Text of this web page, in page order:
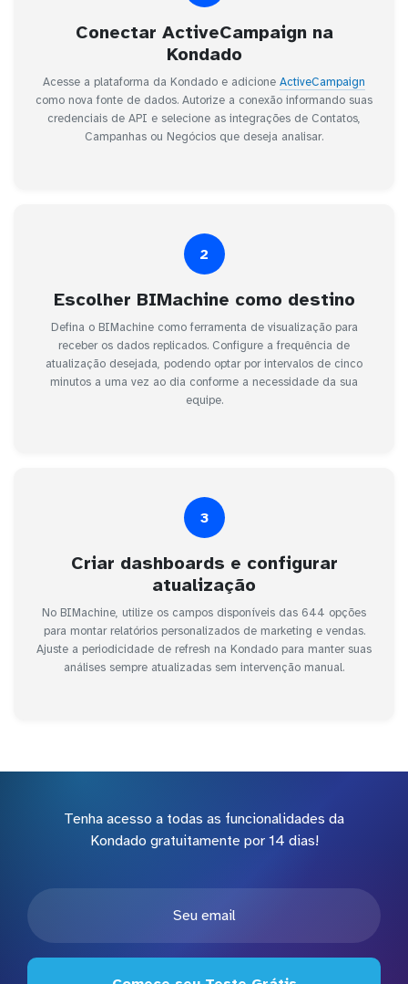
Conectar ActiveCampaign na
Kondado
Acesse a plataforma da Kondado e adicione ActiveCampaign
como nova fonte de dados. Autorize a conexão informando suas
credenciais de API e selecione as integrações de Contatos,
Campanhas ou Negócios que deseja analisar.
2
Escolher BIMachine como destino
Defina o BIMachine como ferramenta de visualização para
receber os dados replicados. Configure a frequência de
atualização desejada, podendo optar por intervalos de cinco
minutos a uma vez ao dia conforme a necessidade da sua
equipe.
3
Criar dashboards e configurar
atualização
No BIMachine, utilize os campos disponíveis das 644 opções
para montar relatórios personalizados de marketing e vendas.
Ajuste a periodicidade de refresh na Kondado para manter suas
análises sempre atualizadas sem intervenção manual.
Tenha acesso a todas as funcionalidades da
Kondado gratuitamente por 14 dias!